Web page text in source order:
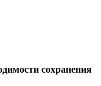
сохранения